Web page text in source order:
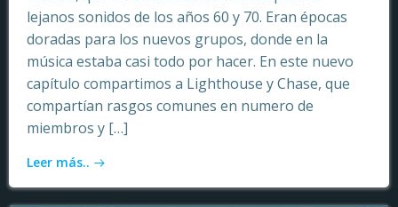
lejanos sonidos de los años 60 y 70. Eran épocas
doradas para los nuevos grupos, donde en la
música estaba casi todo por hacer. En este nuevo
capítulo compartimos a Lighthouse y Chase, que
compartían rasgos comunes en numero de
miembros y […]
Leer más..